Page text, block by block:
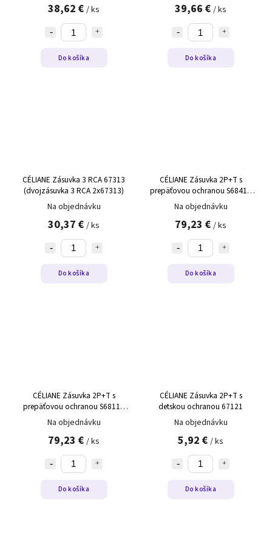
38,62 € / ks
Do košíka
39,66 € / ks
Do košíka
CÉLIANE Zásuvka 3 RCA 67313
(dvojzásuvka 3 RCA 2x67313)
Na objednávku
30,37 € / ks
Do košíka
CÉLIANE Zásuvka 2P+T s
prepäťovou ochranou S68411
titán
Na objednávku
79,23 € / ks
Do košíka
CÉLIANE Zásuvka 2P+T s
prepäťovou ochranou S68111
biela
Na objednávku
79,23 € / ks
Do košíka
CÉLIANE Zásuvka 2P+T s
detskou ochranou 67121
Na objednávku
5,92 € / ks
Do košíka